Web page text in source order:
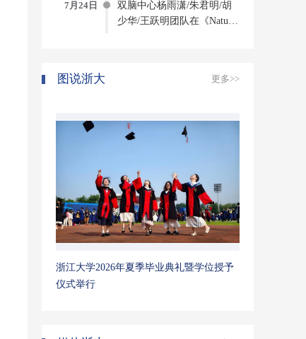
7月24日
双脑中心杨雨潇/朱君明/胡
少华/王跃明团队在《Nature
图说浙大 更多>>
浙江大学2026年夏季毕业典礼暨学位授予
仪式举行